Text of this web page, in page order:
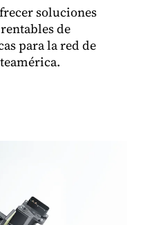
soluciones
de
para la red de